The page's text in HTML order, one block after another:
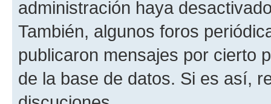
administración haya
También, algunos foros
publicaron mensajes por cierto
de la base de datos. Si es así,